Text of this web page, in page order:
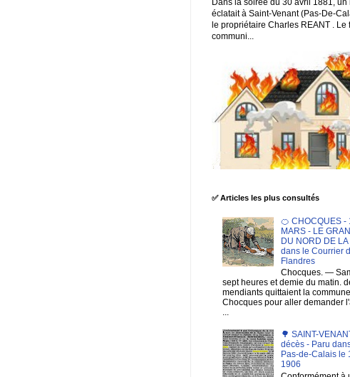
Dans la soirée du 30 avril 1881,
éclatait à Saint-Venant (Pas-De-
le propriétaire Charles REANT . Le
communi...
✅ Articles les plus consultés
🍊 CHOCQUES -
MARS - LE
DU NORD DE
dans le Courrier
Flandres
Chocques. —
sept heures et demie du matin.
mendiants quittaient la
Chocques pour aller demander
...
🌳 SAINT-
décès - Paru
Pas-de-Calais le
1906